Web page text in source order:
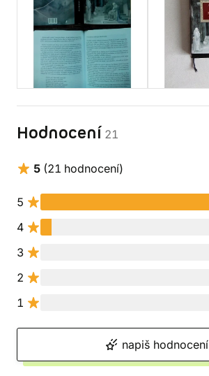
Hodnocení 21
5 (21 hodnocení)
5
4
3
2
1
napiš hodnocení